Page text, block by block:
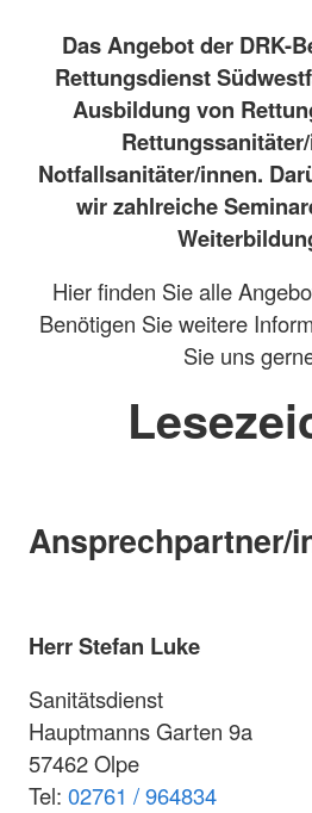
Das Angebot der DRK-
Rettungsdienst
Ausbildung von
Notfallsanitäter/innen.
wir zahlreiche
Hier finden Sie alle
Benötigen Sie weitere
Sie uns
Ansprechpartner/
Herr Stefan Luke
Sanitätsdienst
Hauptmanns Garten 9a
57462 Olpe
Tel: 02761 / 964834